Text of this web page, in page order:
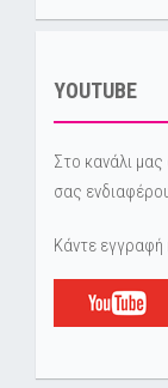
YOUTUBE
Στο κανάλι
σας
Κάντε εγγραφή